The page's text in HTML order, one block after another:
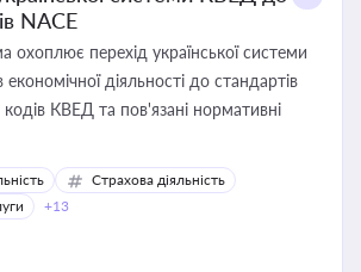
NACE
охоплює перехід української системи
економічної діяльності до стандартів
КВЕД та пов'язані нормативні
Страхова діяльність
+13